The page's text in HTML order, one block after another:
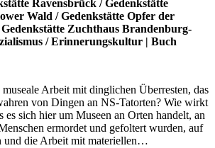
Ravensbrück /Gedenkstätte
Wald /Gedenkstätte Opfer der
Gedenkstätte Zuchthaus Brandenburg-
/Erinnerungskultur | Buch
Arbeit mit dinglichen Überresten, das
von Dingen an NS-Tatorten? Wie wirkt
es sich hier um Museen an Orten handelt, an
ermordet und gefoltert wurden, auf
und die Arbeit mit materiellen…